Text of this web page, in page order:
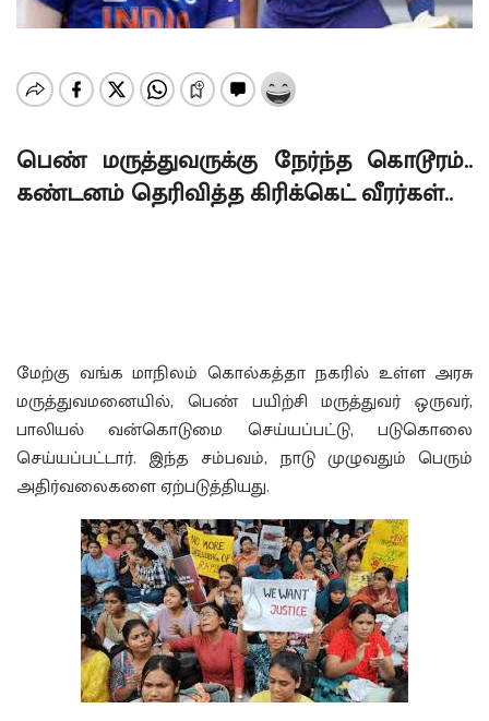
பெண் மருத்துவருக்கு நேர்ந்த கொடூரம்..
கண்டனம் தெரிவித்த கிரிக்கெட் வீரர்கள்..
மேற்கு வங்க மாநிலம் கொல்கத்தா நகரில் உள்ள அரசு
மருத்துவமனையில், பெண் பயிற்சி மருத்துவர் ஒருவர்,
பாலியல் வன்கொடுமை செய்யப்பட்டு, படுகொலை
செய்யப்பட்டார். இந்த சம்பவம், நாடு முழுவதும் பெரும்
அதிர்வலைகளை ஏற்படுத்தியது.